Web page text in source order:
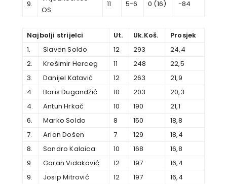
9.
OS
11 5-6 0 (16) -84
Najbolji strijelci Ut. Uk.Koš.
Prosjek
1.
Slaven Soldo 12 293
24,4
2.
Krešimir Herceg 11 248
22,5
3.
Danijel Katavić 12 263
21,9
4.
Boris Dugandžić 10 203
20,3
4.
Antun Hrkač 10 190
21,1
6.
Marko Soldo 8 150
18,8
7.
Arian Došen 7 129
18,4
8.
Sandro Kalaica 10 168
16,8
9.
Goran Vidaković 12 197
16,4
9.
Josip Mitrović 12 197 16,4